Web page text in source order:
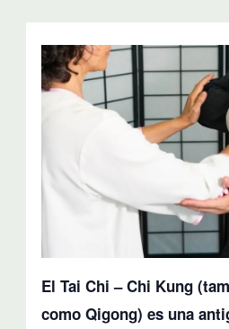
El Tai Chi – Chi Kung
como Qigong) es una